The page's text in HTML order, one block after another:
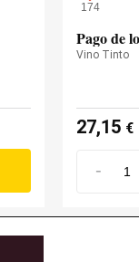
174
Pago de
Vino Tinto
27,15 €
-